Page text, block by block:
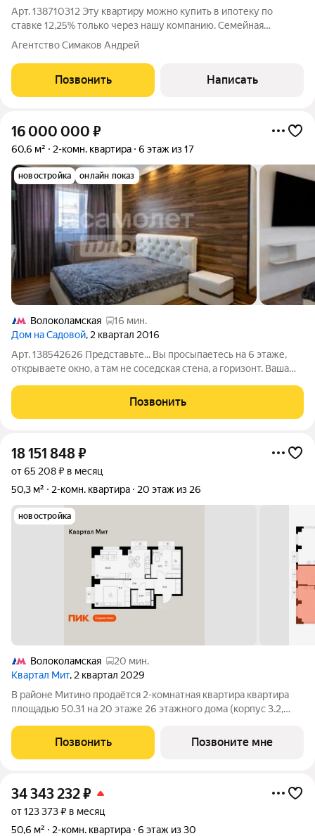
Арт. 138710312 Эту квартиру можно купить в ипотеку по
ставке 12,25% только через нашу компанию. Семейная
квартира-распашонка в ЖК Sky Garden редкая планировка с
окнами на две стороны и возможностью создать интерьер
полностью под свои задачи. Что
Агентство Симаков Андрей
Позвонить Написать
16 000 000 ₽
60,6 м² 2-комн. квартира 6 этаж из 17
новостройка онлайн показ
Волоколамская
16 мин.
Дом на Садовой, 2 квартал 2016
Арт. 138542626 Представьте... Вы просыпаетесь на 6 этаже,
открываете окно, а там не соседская стена, а горизонт. Ваша
северо-запад, северо-восток. Сделан не просто ремонт, а
продуманное
Позвонить
18 151 848₽
от 65 208 ₽ в месяц
50,3 м²
2-комн. квартира 20 этаж из 26
новостройка
Волоколамская
20 мин.
Квартал Мит, 2 квартал 2029
В районе Митино продаётся 2-комнатная квартира квартира
площадью 50.31 на 20 этаже 26 этажного дома (корпус 3.2,
расположение 20 минут пешком до станции метро
«Пятницкое шоссе». 8 минут на автомобиле
Позвонить Позвоните мне
34 343 232₽
от 123 373 ₽ в месяц
50,6 м²
2-комн. квартира 6 этаж из 30